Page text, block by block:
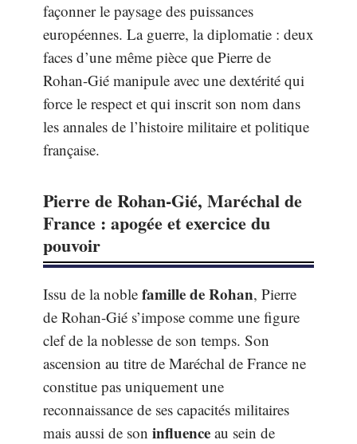
façonner le paysage des puissances
européennes. La guerre, la diplomatie : deux
faces d’une même pièce que Pierre de
Rohan-Gié manipule avec une dextérité qui
force le respect et qui inscrit son nom dans
les annales de l’histoire militaire et politique
française.
Pierre de Rohan-Gié, Maréchal de
France : apogée et exercice du
pouvoir
Issu de la noble famille de Rohan, Pierre
de Rohan-Gié s’impose comme une figure
clef de la noblesse de son temps. Son
ascension au titre de Maréchal de France ne
constitue pas uniquement une
reconnaissance de ses capacités militaires
mais aussi de son influence au sein de